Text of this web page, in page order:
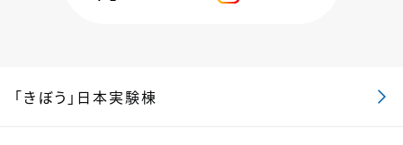
「きぼう」日本実験棟